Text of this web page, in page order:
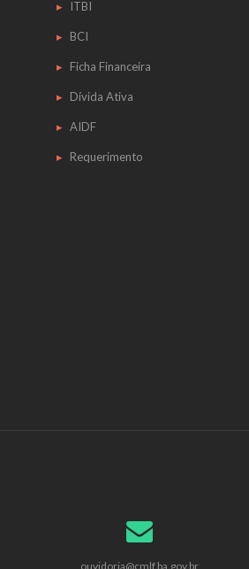
ITBI
BCI
Ficha Financeira
Dívida Ativa
AIDF
Requerimento
ouvidoria@cmlf.ba.gov.br